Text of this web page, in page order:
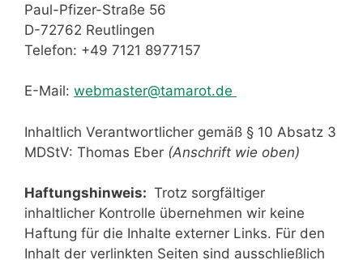
Paul-Pfizer-Straße 56
D-72762 Reutlingen
Telefon: +49 7121 8977157
E-Mail: webmaster@tamarot.de
Inhaltlich Verantwortlicher gemäß § 10 Absatz 3
MDStV: Thomas Eber (Anschrift wie oben)
Haftungshinweis: Trotz sorgfältiger
inhaltlicher Kontrolle übernehmen wir keine
Haftung für die Inhalte externer Links. Für den
Inhalt der verlinkten Seiten sind ausschließlich